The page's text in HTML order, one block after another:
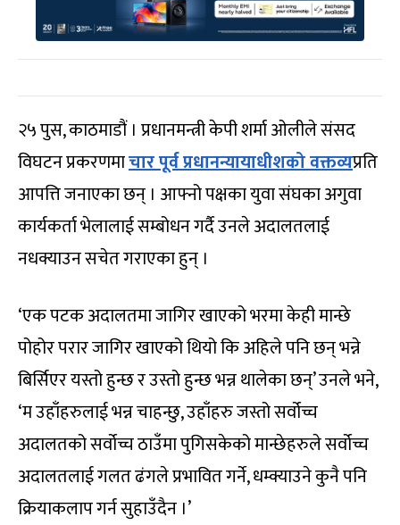
२५ पुस, काठमाडौं । प्रधानमन्त्री केपी शर्मा ओलीले संसद
विघटन प्रकरणमाचार पूर्व प्रधानन्यायाधीशको वक्तव्यप्रति
आपत्ति जनाएका छन् । आफ्नो पक्षका युवा संघका अगुवा
कार्यकर्ता भेलालाई सम्बोधन गर्दै उनले अदालतलाई
नधक्याउन सचेत गराएका हुन् ।
‘एक पटक अदालतमा जागिर खाएको भरमा केही मान्छे
पोहोर परार जागिर खाएको थियो कि अहिले पनि छन् भन्ने
बिर्सिएर यस्तो हुन्छ र उस्तो हुन्छ भन्न थालेका छन्’ उनले भने,
‘म उहाँहरुलाई भन्न चाहन्छु, उहाँहरु जस्तो सर्वोच्च
अदालतको सर्वोच्च ठाउँमा पुगिसकेको मान्छेहरुले सर्वोच्च
अदालतलाई गलत ढंगले प्रभावित गर्ने, धम्क्याउने कुनै पनि
क्रियाकलाप गर्न सुहाउँदैन ।’